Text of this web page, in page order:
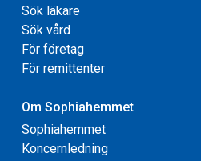
Sök läkare
Sök vård
För företag
För remittenter
Om Sophiahemmet
Sophiahemmet
Koncernledning